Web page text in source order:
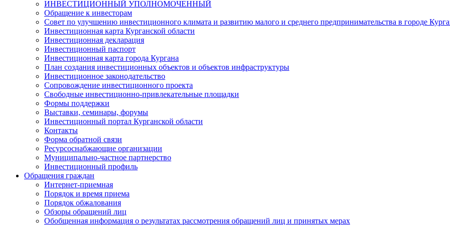
ИНВЕСТИЦИОННЫЙ УПОЛНОМОЧЕННЫЙ
Обращение к инвесторам
Совет по улучшению инвестиционного климата и развитию малого и среднего предпринимательства в городе
Инвестиционная карта Курганской области
Инвестиционная декларация
Инвестиционный паспорт
Инвестиционная карта города Кургана
План создания инвестиционных объектов и объектов инфраструктуры
Инвестиционное законодательство
Сопровождение инвестиционного проекта
Свободные инвестиционно-привлекательные площадки
Формы поддержки
Выставки, семинары, форумы
Инвестиционный портал Курганской области
Контакты
Форма обратной связи
Ресурсоснабжающие организации
Муниципально-частное партнерство
Инвестиционный профиль
Обращения граждан
Интернет-приемная
Порядок и время приема
Порядок обжалования
Обзоры обращений лиц
Обобщенная информация о результатах рассмотрения обращений лиц и принятых мерах